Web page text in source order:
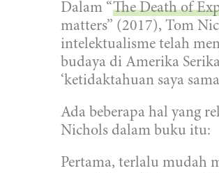
Dalam “The Death of
matters” (2017), Tom
intelektualisme telah
budaya di Amerika
‘ketidaktahuan saya
Ada beberapa hal yang
Nichols dalam buku itu:
Pertama, terlalu mudah